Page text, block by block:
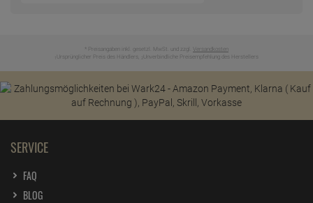
* Preisangaben inkl. gesetzl. MwSt. und zzgl. Versandkosten
Ursprünglicher Preis des Händlers, Unverbindliche Preisempfehlung des Herstellers
SERVICE
FAQ
BLOG